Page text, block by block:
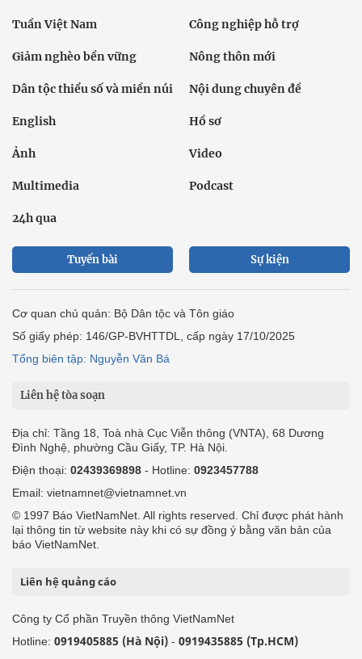
Tuần Việt Nam Công nghiệp hỗ trợ
Giảm nghèo bền vững Nông thôn mới
Dân tộc thiểu số và miền núi Nội dung chuyên đề
English Hồ sơ
Ảnh Video
Multimedia Podcast
24h qua
Tuyến bài Sự kiện
Cơ quan chủ quản: Bộ Dân tộc và Tôn giáo
Số giấy phép: 146/GP-BVHTTDL, cấp ngày 17/10/2025
Tổng biên tập: Nguyễn Văn Bá
Liên hệ tòa soạn
Địa chỉ: Tầng 18, Toà nhà Cục Viễn thông (VNTA), 68 Dương
Đình Nghệ, phường Cầu Giấy, TP. Hà Nội.
Điện thoại: 02439369898 - Hotline: 0923457788
Email: vietnamnet@vietnamnet.vn
© 1997 Báo VietNamNet. All rights reserved. Chỉ được phát hành
lại thông tin từ website này khi có sự đồng ý bằng văn bản của
báo VietNamNet.
Liên hệ quảng cáo
Công ty Cổ phần Truyền thông VietNamNet
Hotline: 0919405885 (Hà Nội) - 0919435885 (Tp.HCM)